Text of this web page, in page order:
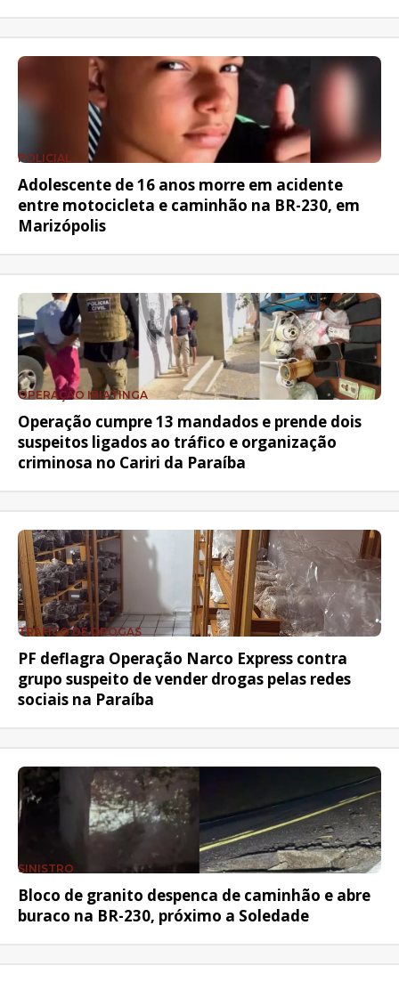
POLICIAL
Adolescente de 16 anos morre em acidente
entre motocicleta e caminhão na BR-230, em
Marizópolis
OPERAÇÃO IBIATINGA
Operação cumpre 13 mandados e prende dois
suspeitos ligados ao tráfico e organização
criminosa no Cariri da Paraíba
TRÁFICO DE DROGAS
PF deflagra Operação Narco Express contra
grupo suspeito de vender drogas pelas redes
sociais na Paraíba
SINISTRO
Bloco de granito despenca de caminhão e abre
buraco na BR-230, próximo a Soledade